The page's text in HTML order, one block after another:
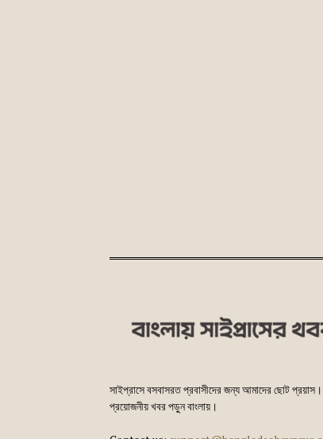
সাইপ্রাসে বসবাসরত প্রবাসীদের জন্য আমাদের ছোট
প্রয়োজনীয় খবর পড়ুন বাংলায়।